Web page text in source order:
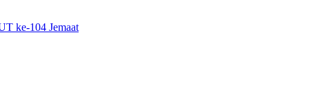
ke-104 Jemaat